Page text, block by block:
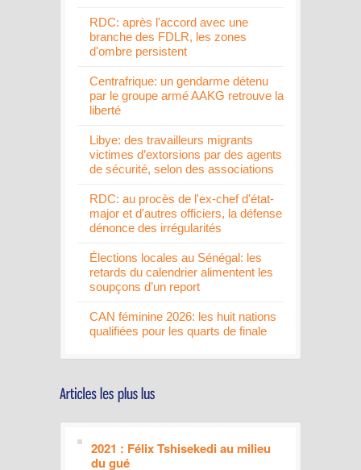
RDC: après l'accord avec une
branche des FDLR, les zones
d'ombre persistent
Centrafrique: un gendarme détenu
par le groupe armé AAKG retrouve la
liberté
Libye: des travailleurs migrants
victimes d’extorsions par des agents
de sécurité, selon des associations
RDC: au procès de l'ex-chef d'état-
major et d'autres officiers, la défense
dénonce des irrégularités
Élections locales au Sénégal: les
retards du calendrier alimentent les
soupçons d’un report
CAN féminine 2026: les huit nations
qualifiées pour les quarts de finale
2021 : Félix Tshisekedi au milieu
du gué